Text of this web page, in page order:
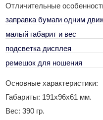
Отличительные
заправка бумаги одним
малый габарит и вес
подсветка дисплея
ремешок для ношения
Основные характеристики:
Габариты: 191х96х61 мм.
Вес: 390 гр.